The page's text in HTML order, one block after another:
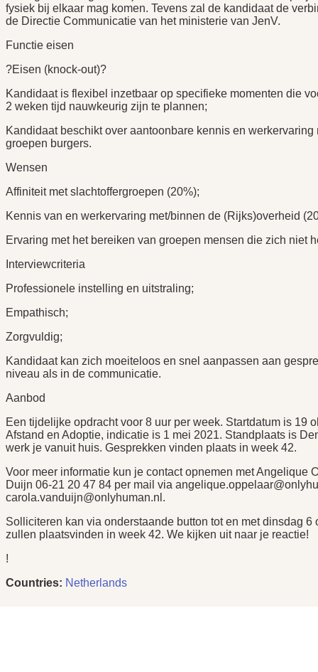
fysiek bij elkaar mag komen. Tevens zal de kandidaat de
de Directie Communicatie van het ministerie van JenV.
Functie eisen
?Eisen (knock-out)?
Kandidaat is flexibel inzetbaar op specifieke momenten die
2 weken tijd nauwkeurig zijn te plannen;
Kandidaat beschikt over aantoonbare kennis en
groepen burgers.
Wensen
Affiniteit met slachtoffergroepen (20%);
Kennis van en werkervaring met/binnen de (Rijks)overheid
Ervaring met het bereiken van groepen mensen die zich niet
Interviewcriteria
Professionele instelling en uitstraling;
Empathisch;
Zorgvuldig;
Kandidaat kan zich moeiteloos en snel aanpassen aan
niveau als in de communicatie.
Aanbod
Een tijdelijke opdracht voor 8 uur per week. Startdatum is 19
Afstand en Adoptie, indicatie is 1 mei 2021. Standplaats is
werk je vanuit huis. Gesprekken vinden plaats in week 42.
Voor meer informatie kun je contact opnemen met Angelique
Duijn 06-21 20 47 84 per mail via
carola.vanduijn@onlyhuman.nl.
Solliciteren kan via onderstaande button tot en met dinsdag
zullen plaatsvinden in week 42. We kijken uit naar je reactie!
!
Countries: Netherlands